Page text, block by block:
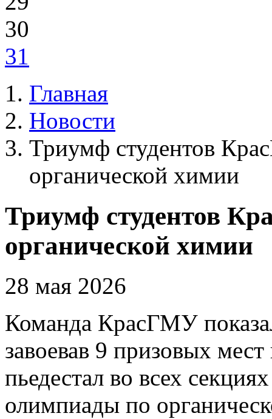
30
31
Главная
Новости
Триумф студентов
органической химии
Триумф студентов
органической химии
28 мая 2026
Команда КрасГМУ
завоевав 9 призовых
пьедестал во всех
олимпиады по